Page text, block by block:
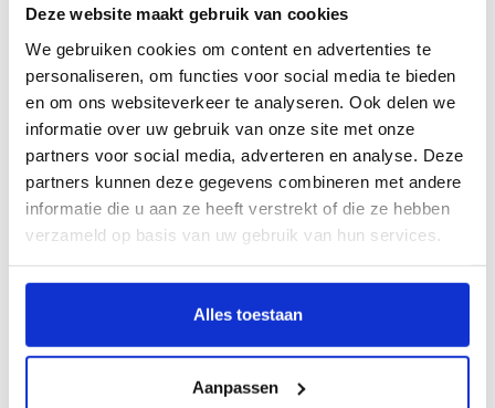
Deze website maakt gebruik van cookies
We gebruiken cookies om content en advertenties te
personaliseren, om functies voor social media te bieden
en om ons websiteverkeer te analyseren. Ook delen we
informatie over uw gebruik van onze site met onze
partners voor social media, adverteren en analyse. Deze
partners kunnen deze gegevens combineren met andere
informatie die u aan ze heeft verstrekt of die ze hebben
verzameld op basis van uw gebruik van hun services.
Alles toestaan
Aanpassen
Recente artikelen
Kraamcadeau last minute bestellen: zo doe je het
toch goed
15-05-2026
Populaire babymerken voor een kraamcadeau: welk
29-03-2026
voor een lief kraamcadeau pakket